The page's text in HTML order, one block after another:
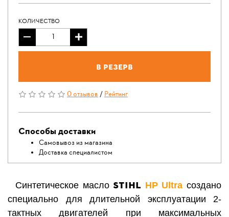
КОЛИЧЕСТВО
В резерв
0 отзывов/Рейтинг
Способы доставки
Самовывоз из магазина
Доставка специалистом
Синтетическое маслоSTIHL HP Ultra создано
специально для длительной эксплуатации 2-
тактных двигателей при максимальных